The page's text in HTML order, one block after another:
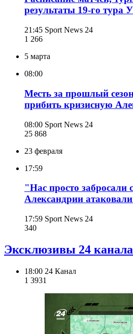
результаты 19-го тура
21:45 Sport News 24
1 266
5 марта
08:00
Месть за прошлый
прибить кризисную
08:00 Sport News 24
25 868
23 февраля
17:59
"Нас просто
Александрии
17:59 Sport News 24
340
Эксклюзивы 24 канала
18:00 24 Канал
1 3931